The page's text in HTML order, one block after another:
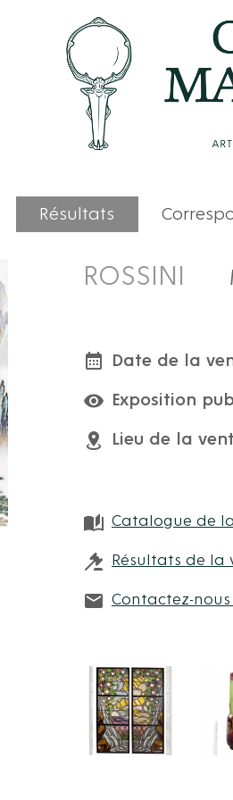
Résultats
ROSSINI
Date de la
Exposition
Lieu de la
Catalogue de la
Résultats de la
Contactez-